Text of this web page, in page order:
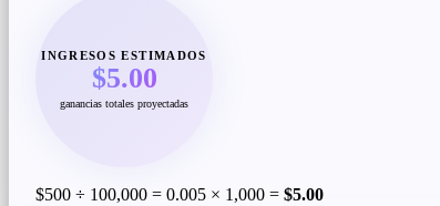
INGRESOS ESTIMADOS
$5.00
ganancias totales proyectadas
$500 ÷ 100,000 = 0.005 × 1,000 = $5.00